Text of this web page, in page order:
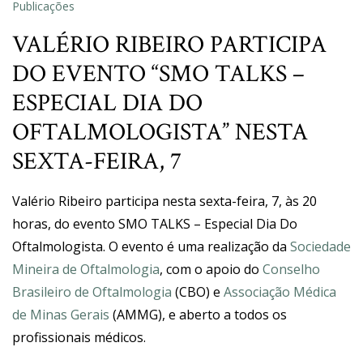
Publicações
VALÉRIO RIBEIRO PARTICIPA
DO EVENTO “SMO TALKS –
ESPECIAL DIA DO
OFTALMOLOGISTA” NESTA
SEXTA-FEIRA, 7
Valério Ribeiro participa nesta sexta-feira, 7, às 20
horas, do evento SMO TALKS – Especial Dia Do
Oftalmologista. O evento é uma realização da Sociedade
Mineira de Oftalmologia, com o apoio do Conselho
Brasileiro de Oftalmologia (CBO) e Associação Médica
de Minas Gerais (AMMG), e aberto a todos os
profissionais médicos.